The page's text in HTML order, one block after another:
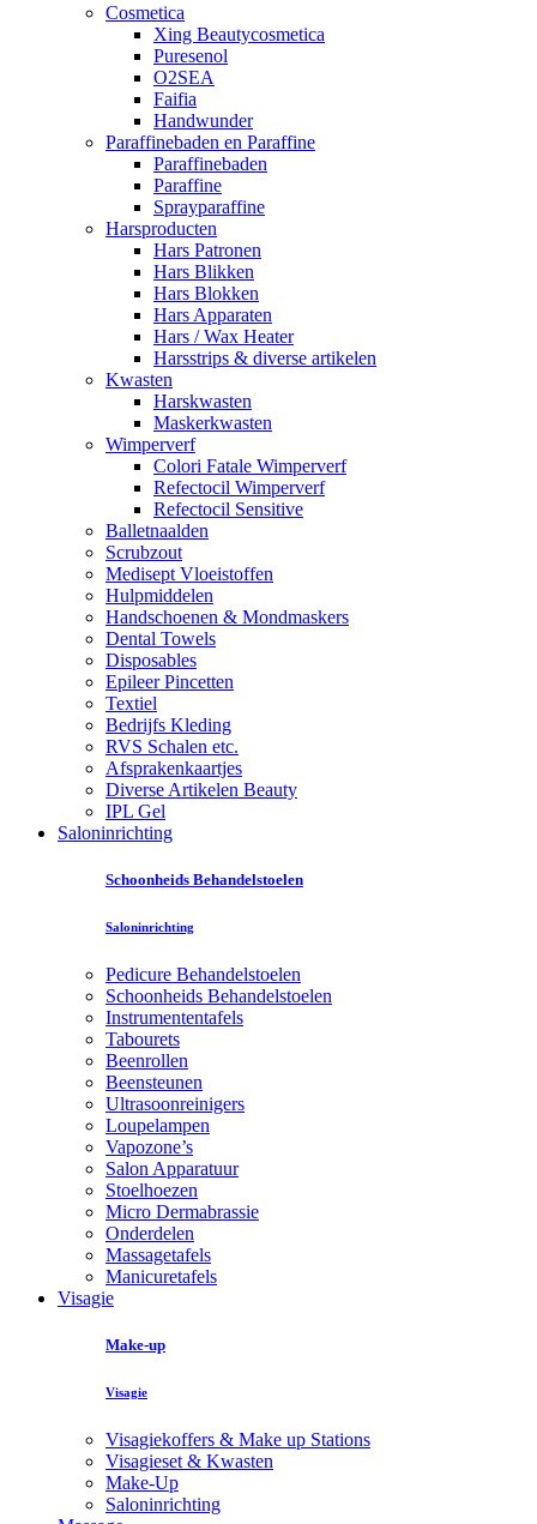
Cosmetica
Xing Beautycosmetica
Puresenol
O2SEA
Faifia
Handwunder
Paraffinebaden en Paraffine
Paraffinebaden
Paraffine
Sprayparaffine
Harsproducten
Hars Patronen
Hars Blikken
Hars Blokken
Hars Apparaten
Hars / Wax Heater
Harsstrips & diverse artikelen
Kwasten
Harskwasten
Maskerkwasten
Wimperverf
Colori Fatale Wimperverf
Refectocil Wimperverf
Refectocil Sensitive
Balletnaalden
Scrubzout
Medisept Vloeistoffen
Hulpmiddelen
Handschoenen & Mondmaskers
Dental Towels
Disposables
Epileer Pincetten
Textiel
Bedrijfs Kleding
RVS Schalen etc.
Afsprakenkaartjes
Diverse Artikelen Beauty
IPL Gel
Saloninrichting
Schoonheids Behandelstoelen
Saloninrichting
Pedicure Behandelstoelen
Schoonheids Behandelstoelen
Instrumententafels
Tabourets
Beenrollen
Beensteunen
Ultrasoonreinigers
Loupelampen
Vapozone’s
Salon Apparatuur
Stoelhoezen
Micro Dermabrassie
Onderdelen
Massagetafels
Manicuretafels
Visagie
Make-up
Visagie
Visagiekoffers & Make up Stations
Visagieset & Kwasten
Make-Up
Saloninrichting